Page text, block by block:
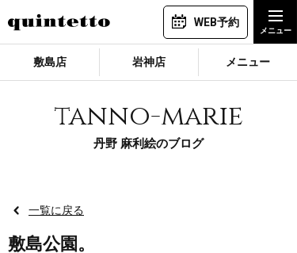
WEB予約
敷島店 岩神店 メニュー
tanno-marie
丹野 麻利絵のブログ
一覧に戻る
敷島公園。